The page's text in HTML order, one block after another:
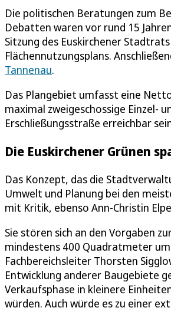
Die politischen Beratungen zum
Debatten waren vor rund 15
Sitzung des Euskirchener
Flächennutzungsplans.
Tannenau.
Das Plangebiet umfasst eine
maximal zweigeschossige Einzel-
Erschließungsstraße erreichbar
Die Euskirchener Grünen
Das Konzept, das die
Umwelt und Planung bei den
mit Kritik, ebenso Ann-Christin
Sie stören sich an den Vorgaben
mindestens 400 Quadratmeter
Fachbereichsleiter Thorsten
Entwicklung anderer Baugebiete
Verkaufsphase in kleinere
würden. Auch würde es zu einer